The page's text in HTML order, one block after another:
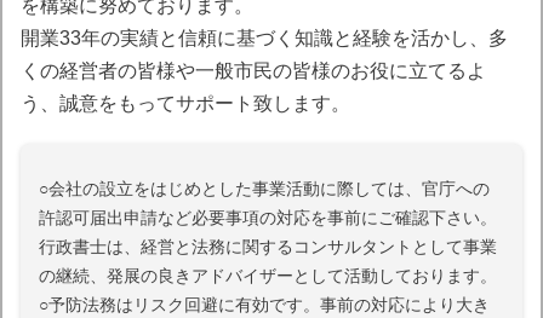
を構築に努めております。
開業33年の実績と信頼に基づく知識と経験を活かし、多
くの経営者の皆様や一般市民の皆様のお役に立てるよ
う、誠意をもってサポート致します。
○会社の設立をはじめとした事業活動に際しては、官庁への
許認可届出申請など必要事項の対応を事前にご確認下さい。
行政書士は、経営と法務に関するコンサルタントとして事業
の継続、発展の良きアドバイザーとして活動しております。
○予防法務はリスク回避に有効です。事前の対応により大き